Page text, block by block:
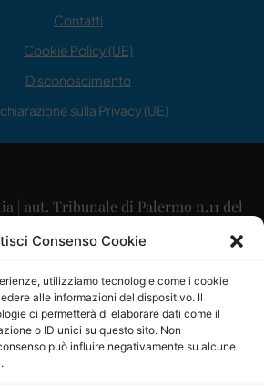
Consenso Cookie
utilizziamo tecnologie come i cookie
alle informazioni del dispositivo. Il
ci permetterà di elaborare dati come il
o ID unici su questo sito. Non
può influire negativamente su alcune
Contatti
Cookie Policy (UE)
Disconoscimento
sulla Privacy (UE)
| aut. Tribunale di Palermo n.11 del
29/09/2015
Maurizio Scaglione
Maria Calabrese